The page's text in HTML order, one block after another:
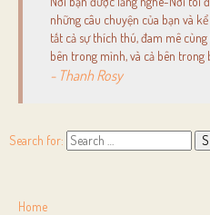
những câu chuyện của bạn và
tất cả sự thích thú, đam mê
bên trong mình, và cả bên trong
- Thanh Rosy
Search for:
Home